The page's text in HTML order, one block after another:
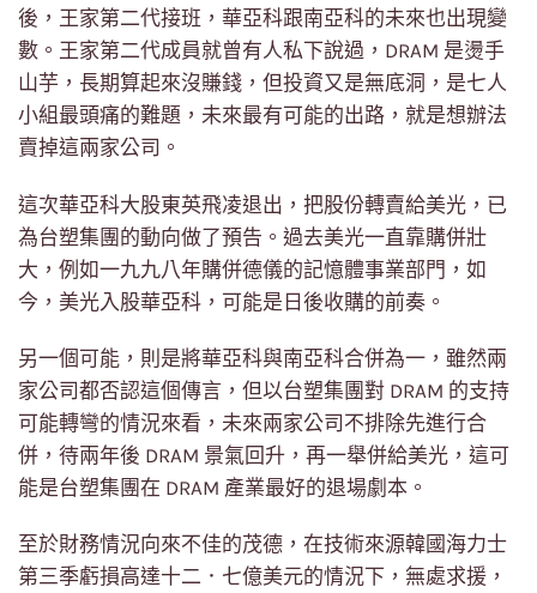
後，王家第二代接班，華亞科跟南亞科的未來也出現變
數。王家第二代成員就曾有人私下說過，DRAM 是燙手
山芋，長期算起來沒賺錢，但投資又是無底洞，是七人
小組最頭痛的難題，未來最有可能的出路，就是想辦法
賣掉這兩家公司。
這次華亞科大股東英飛凌退出，把股份轉賣給美光，已
為台塑集團的動向做了預告。過去美光一直靠購併壯
大，例如一九九八年購併德儀的記憶體事業部門，如
今，美光入股華亞科，可能是日後收購的前奏。
另一個可能，則是將華亞科與南亞科合併為一，雖然兩
家公司都否認這個傳言，但以台塑集團對 DRAM 的支持
可能轉彎的情況來看，未來兩家公司不排除先進行合
併，待兩年後 DRAM 景氣回升，再一舉併給美光，這可
能是台塑集團在 DRAM 產業最好的退場劇本。
至於財務情況向來不佳的茂德，在技術來源韓國海力士
第三季虧損高達十二．七億美元的情況下，無處求援，